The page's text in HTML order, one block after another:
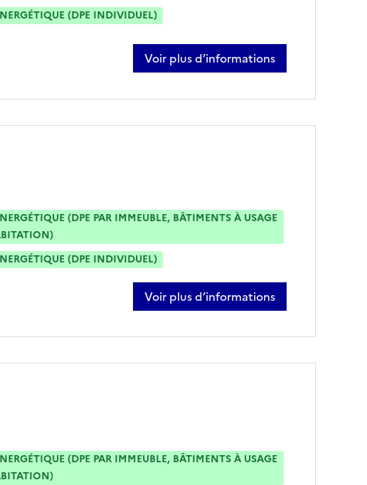
(DPE INDIVIDUEL)
Voir plus d’informations
sur mohammed lamachi
(DPE PAR IMMEUBLE, BÂTIMENTS À USAGE
(DPE INDIVIDUEL)
Voir plus d’informations
sur alexandre vaudelle
(DPE PAR IMMEUBLE, BÂTIMENTS À USAGE